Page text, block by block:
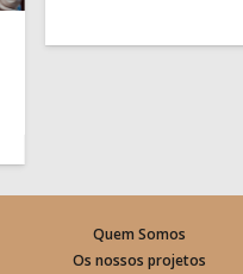
Quem Somos
Os nossos projetos